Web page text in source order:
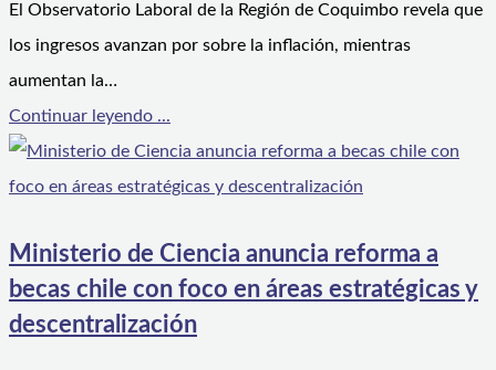
El Observatorio Laboral de la Región de Coquimbo revela que
los ingresos avanzan por sobre la inflación, mientras
aumentan la…
Continuar leyendo ...
Ministerio de Ciencia anuncia reforma a
becas chile con foco en áreas estratégicas y
descentralización